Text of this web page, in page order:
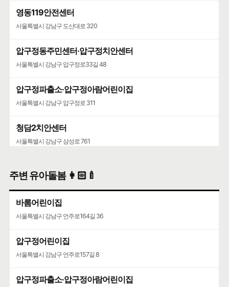
영동119안전센터
서울특별시 강남구 도산대로 320
압구정동주민센터·압구정치안센터
서울특별시 강남구 압구정로33길 48
압구정파출소·압구정아람어린이집
서울특별시 강남구 압구정로 311
청담2치안센터
서울특별시 강남구 삼성로 761
주변 유아돌봄 👩🏻‍🍼
바롬어린이집
서울특별시 강남구 언주로164길 36
압구정어린이집
서울특별시 강남구 언주로157길 8
압구정파출소·압구정아람어린이집